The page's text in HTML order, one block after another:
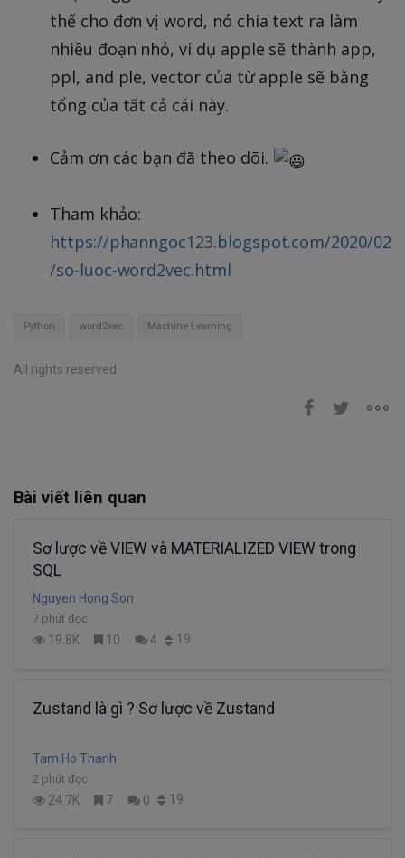
thế cho đơn vị word, nó chia text ra làm
nhiều đoạn nhỏ, ví dụ apple sẽ thành app,
ppl, and ple, vector của từ apple sẽ bằng
tổng của tất cả cái này.
Cảm ơn các bạn đã theo dõi.
Tham khảo:
https://phanngoc123.blogspot.com/2020/02
/so-luoc-word2vec.html
Python word2vec Machine Learning
All rights reserved
Bài viết liên quan
Sơ lược về VIEW và MATERIALIZED VIEW trong
SQL
Nguyen Hong Son
7 phút đọc
19.8K 10 4 19
Zustand là gì ? Sơ lược về Zustand
Tam Ho Thanh
2 phút đọc
24.7K 7 0 19